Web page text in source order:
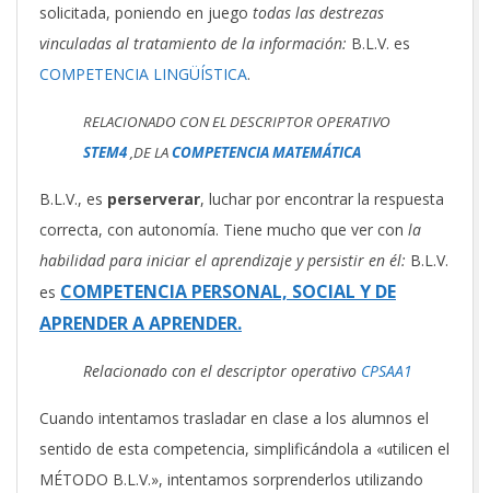
solicitada, poniendo en juego todas las destrezas
vinculadas al tratamiento de la información: B.L.V. es
COMPETENCIA LINGÜÍSTICA.
RELACIONADO CON EL DESCRIPTOR OPERATIVO
STEM4,DE LACOMPETENCIA MATEMÁTICA
B.L.V., es perserverar, luchar por encontrar la respuesta
correcta, con autonomía. Tiene mucho que ver con la
habilidad para iniciar el aprendizaje y persistir en él: B.L.V.
es COMPETENCIA PERSONAL, SOCIAL Y DE
APRENDER A APRENDER.
Relacionado con el descriptor operativo CPSAA1
Cuando intentamos trasladar en clase a los alumnos el
sentido de esta competencia, simplificándola a «utilicen el
MÉTODO B.L.V.», intentamos sorprenderlos utilizando